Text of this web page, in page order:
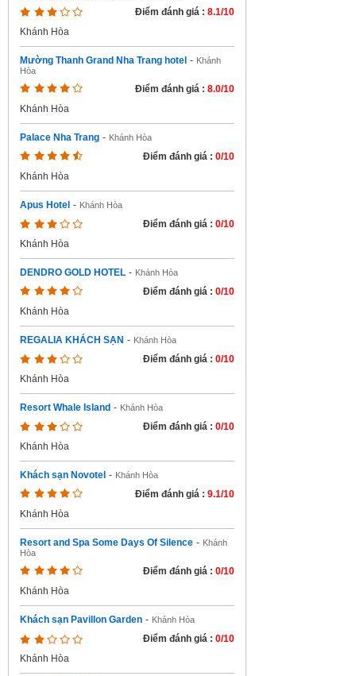
Điểm đánh giá : 8.1/10
Khánh Hòa
Mường Thanh Grand Nha Trang hotel - Khánh
Hòa
Điểm đánh giá : 8.0/10
Khánh Hòa
Palace Nha Trang - Khánh Hòa
Điểm đánh giá : 0/10
Khánh Hòa
Apus Hotel - Khánh Hòa
Điểm đánh giá : 0/10
Khánh Hòa
DENDRO GOLD HOTEL - Khánh Hòa
Điểm đánh giá : 0/10
Khánh Hòa
REGALIA KHÁCH SẠN - Khánh Hòa
Điểm đánh giá : 0/10
Khánh Hòa
Resort Whale Island - Khánh Hòa
Điểm đánh giá : 0/10
Khánh Hòa
Khách sạn Novotel - Khánh Hòa
Điểm đánh giá : 9.1/10
Khánh Hòa
Resort and Spa Some Days Of Silence - Khánh
Hòa
Điểm đánh giá : 0/10
Khánh Hòa
Khách sạn Pavillon Garden - Khánh Hòa
Điểm đánh giá : 0/10
Khánh Hòa